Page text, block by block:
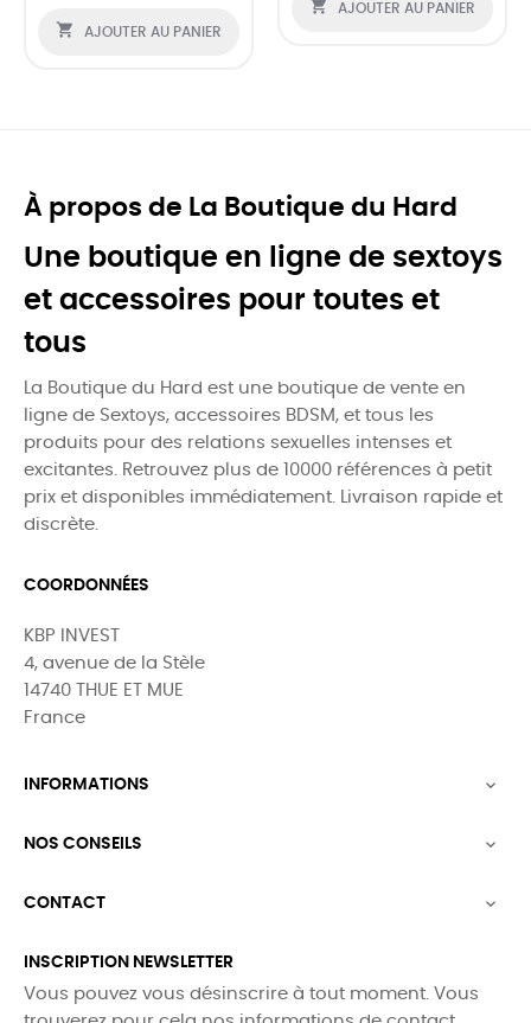
 AJOUTER AU PANIER
 AJOUTER AU PANIER
À propos de La Boutique du Hard
Une boutique en ligne de sextoys
et accessoires pour toutes et
tous
La Boutique du Hard est une boutique de vente en
ligne de Sextoys, accessoires BDSM, et tous les
produits pour des relations sexuelles intenses et
excitantes. Retrouvez plus de 10000 références à petit
prix et disponibles immédiatement. Livraison rapide et
discrète.
COORDONNÉES
KBP INVEST
4, avenue de la Stèle
14740 THUE ET MUE
France
INFORMATIONS 
NOS CONSEILS 
CONTACT 
INSCRIPTION NEWSLETTER
Vous pouvez vous désinscrire à tout moment. Vous